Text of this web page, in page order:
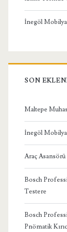
İnegöl
SON
Maltepe
İnegöl
Araç
Bosch
Testere
Bosch
Pnömatik